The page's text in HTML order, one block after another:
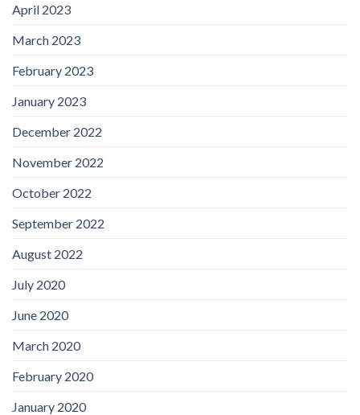
April 2023
March 2023
February 2023
January 2023
December 2022
November 2022
October 2022
September 2022
August 2022
July 2020
June 2020
March 2020
February 2020
January 2020